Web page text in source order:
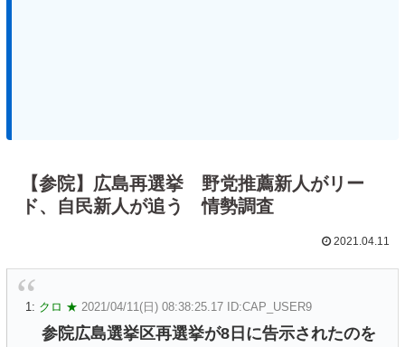
【参院】広島再選挙 野党推薦新人がリー
ド、自民新人が追う 情勢調査
2021.04.11
1: クロ ★ 2021/04/11(日) 08:38:25.17 ID:CAP_USER9
参院広島選挙区再選挙が8日に告示されたのを